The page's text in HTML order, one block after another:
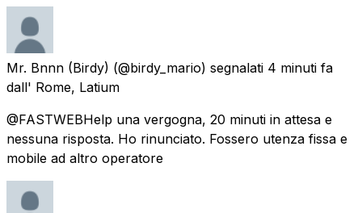
Mr. Bnnn (Birdy) (@birdy_mario) segnalati 4 minuti fa
dall' Rome, Latium
@FASTWEBHelp una vergogna, 20 minuti in attesa e
nessuna risposta. Ho rinunciato. Fossero utenza fissa e
mobile ad altro operatore